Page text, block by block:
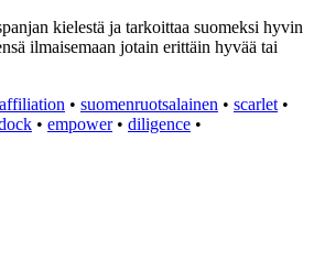
kielestä ja tarkoittaa suomeksi hyvin
ilmaisemaan jotain erittäin hyvää tai
affiliation • suomenruotsalainen • scarlet •
• empower• diligence •